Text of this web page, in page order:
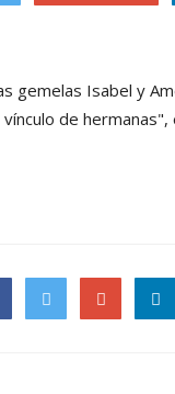
gemelas Isabel y
de